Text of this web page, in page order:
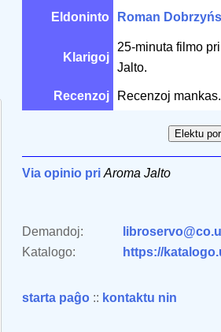
Eldoninto Roman
Klarigoj
25-minuta filmo
Jalto.
Recenzoj Recenzoj mankas.
Via opinio pri Aroma Jalto
Demandoj:
Katalogo:
https://
starta paĝo :: kontaktu nin